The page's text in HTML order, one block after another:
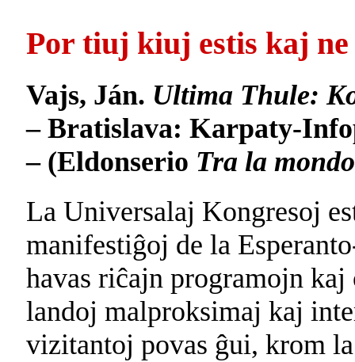
Por tiuj kiuj estis kaj ne
Vajs, Ján. Ultima Thule:
– Bratislava: Karpaty-
– (Eldonserio Tra la
La Universalaj Kongresoj
manifestiĝoj de la
havas riĉajn programojn kaj
landoj malproksimaj kaj
vizitantoj povas ĝui, krom